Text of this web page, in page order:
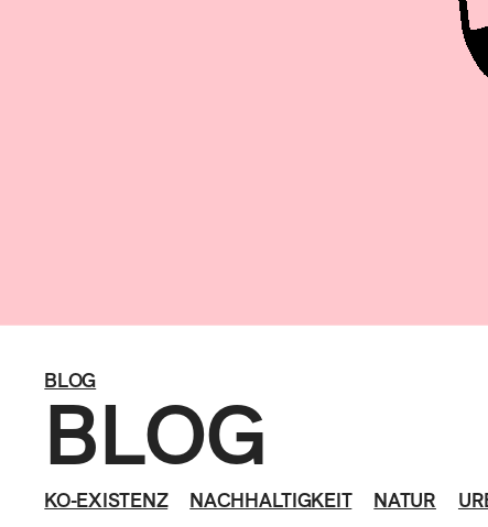
BLOG
BLOG
KO-EXISTENZ NACHHALTIGKEIT NATUR